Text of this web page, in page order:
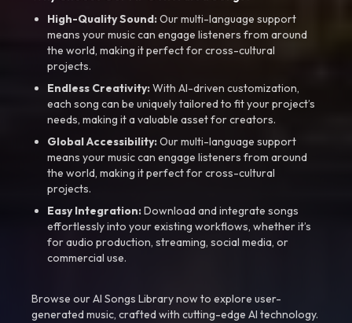
High-Quality Sound:Our multi-language support
means your music can engage listeners from around
the world, making it perfect for cross-cultural
projects.
Endless Creativity:With AI-driven customization,
each song can be uniquely tailored to fit your project’s
needs, making it a valuable asset for creators.
Global Accessibility:Our multi-language support
means your music can engage listeners from around
the world, making it perfect for cross-cultural
projects.
Easy Integration:Download and integrate songs
effortlessly into your existing workflows, whether it’s
for audio production, streaming, social media, or
commercial use.
Browse our AI Songs Library now to explore user-
generated music, crafted with cutting-edge AI technology.